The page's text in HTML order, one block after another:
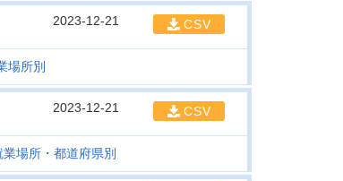
2023-12-21 CSV
場所別
2023-12-21 CSV
場所・都道府県別